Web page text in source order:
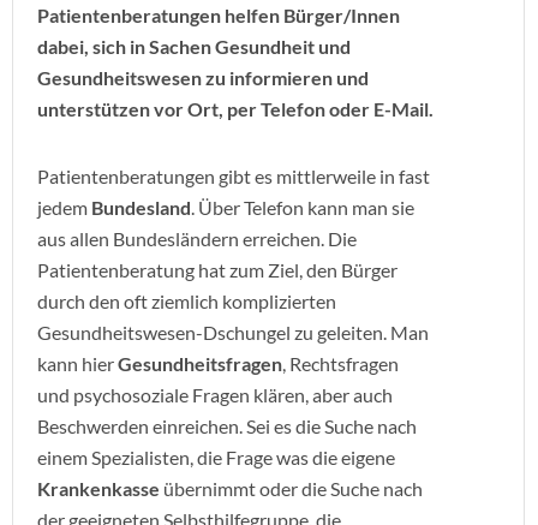
Patientenberatungen helfen Bürger/Innen
dabei, sich in Sachen Gesundheit und
Gesundheitswesen zu informieren und
unterstützen vor Ort, per Telefon oder E-Mail.
Patientenberatungen gibt es mittlerweile in fast
jedem Bundesland. Über Telefon kann man sie
aus allen Bundesländern erreichen. Die
Patientenberatung hat zum Ziel, den Bürger
durch den oft ziemlich komplizierten
Gesundheitswesen-Dschungel zu geleiten. Man
kann hierGesundheitsfragen, Rechtsfragen
und psychosoziale Fragen klären, aber auch
Beschwerden einreichen. Sei es die Suche nach
einem Spezialisten, die Frage was die eigene
Krankenkasse übernimmt oder die Suche nach
der geeigneten Selbsthilfegruppe, die